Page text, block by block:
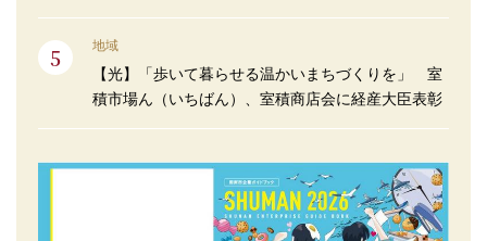
地域
【光】「歩いて暮らせる温かいまちづくりを」 室
積市場ん（いちばん）、室積商店会に経産大臣表彰